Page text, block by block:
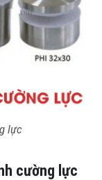
lực
cường lực